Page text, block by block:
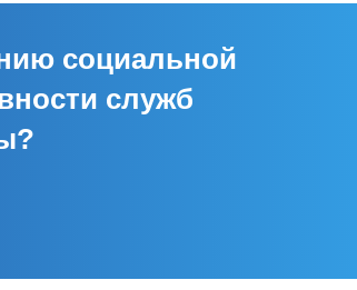
социальной
служб